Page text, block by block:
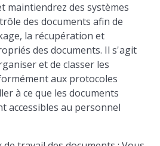
maintiendrez des systèmes
des documents afin de
la récupération et
des documents. Il s'agit
et de classer les
aux protocoles
à ce que les documents
accessibles au personnel